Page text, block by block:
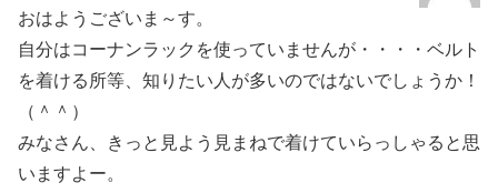
おはようございま～す。
自分はコーナンラックを使っていませんが・・・・ベルト
を着ける所等、知りたい人が多いのではないでしょうか！
（＾＾）
みなさん、きっと見よう見まねで着けていらっしゃると思
いますよー。